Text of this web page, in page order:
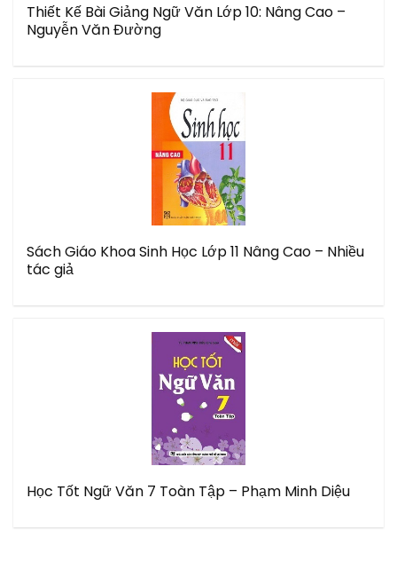
Thiết Kế Bài Giảng Ngữ Văn Lớp 10: Nâng Cao –
Nguyễn Văn Đường
Sách Giáo Khoa Sinh Học Lớp 11 Nâng Cao – Nhiều
tác giả
Học Tốt Ngữ Văn 7 Toàn Tập – Phạm Minh Diệu